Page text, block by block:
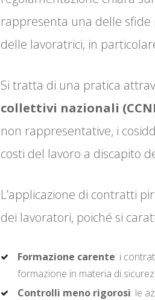
rappresenta una delle
delle lavoratrici, in
Si tratta di una pratica
collettivi nazionali
non rappresentative, i
costi del lavoro a discapito
L’applicazione di contratti
dei lavoratori, poiché si
Formazione carente: i
formazione in materia di
Controlli meno rigorosi: le